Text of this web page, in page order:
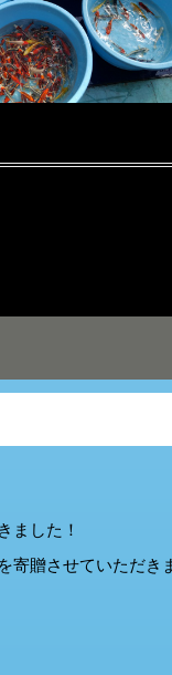
ました！
寄贈させていただき